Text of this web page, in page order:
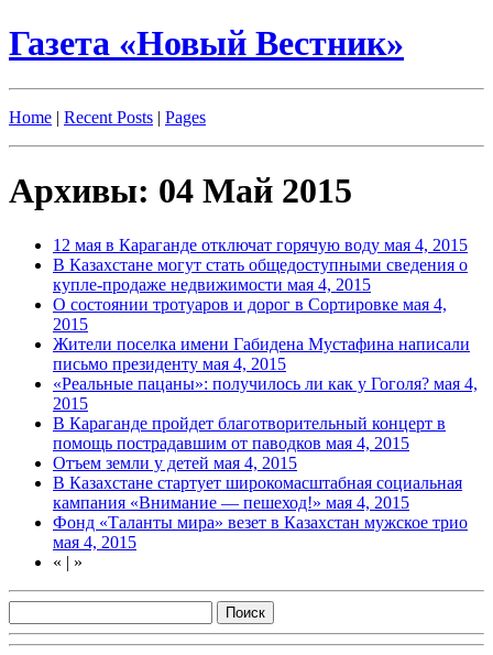
Газета «Новый Вестник»
Home | Recent Posts | Pages
Архивы: 04 Май 2015
12 мая в Караганде отключат горячую воду мая 4, 2015
В Казахстане могут стать общедоступными сведения о
купле-продаже недвижимости мая 4, 2015
О состоянии тротуаров и дорог в Сортировке мая 4,
2015
Жители поселка имени Габидена Мустафина написали
письмо президенту мая 4, 2015
«Реальные пацаны»: получилось ли как у Гоголя? мая 4,
2015
В Караганде пройдет благотворительный концерт в
помощь пострадавшим от паводков мая 4, 2015
Отъем земли у детей мая 4, 2015
В Казахстане стартует широкомасштабная социальная
кампания «Внимание — пешеход!» мая 4, 2015
Фонд «Таланты мира» везет в Казахстан мужское трио
мая 4, 2015
« | »